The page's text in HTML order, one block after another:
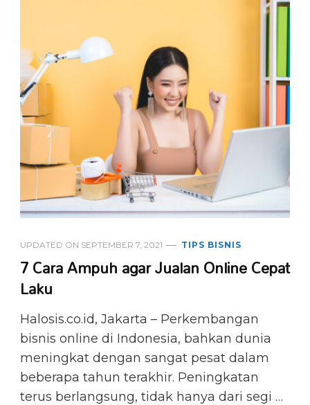
UPDATED ON SEPTEMBER 7, 2021 TIPS BISNIS
7 Cara Ampuh agar Jualan Online Cepat
Laku
Halosis.co.id, Jakarta – Perkembangan
bisnis online di Indonesia, bahkan dunia
meningkat dengan sangat pesat dalam
beberapa tahun terakhir. Peningkatan
terus berlangsung, tidak hanya dari segi …